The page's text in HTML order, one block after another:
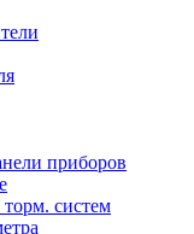
приборов
систем